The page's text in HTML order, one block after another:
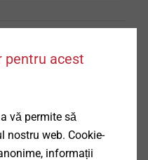
FD21
pentru acest
vă permite să
nostru web. Cookie-
informații